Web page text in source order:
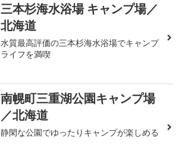
三本杉海水浴場 キャンプ場／
北海道
水質最高評価の三本杉海水浴場でキャンプ
ライフを満喫
南幌町三重湖公園キャンプ場
／北海道
静閑な公園でゆったりキャンプが楽しめる